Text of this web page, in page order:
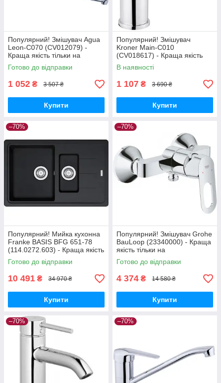
Популярний! Змішувач Agua
Leon-C070 (CV012079) -
Краща якість тільки на
Nukleon.com.ua
Готово до відправки
1 052 ₴ 3 507 ₴
Купити
Популярний! Змішувач
Kroner Main-C010
(CV018617) - Краща якість
тільки на Nukleon.com.ua
В наявності
1 107 ₴ 3 690 ₴
Купити
–70%
Популярний! Мийка кухонна
Franke BASIS BFG 651-78
(114.0272.603) - Краща якість
тільки на Nukleon.com.ua
Готово до відправки
10 491 ₴ 34 970 ₴
Купити
–70%
Популярний! Змішувач Grohe
BauLoop (23340000) - Краща
якість тільки на
Nukleon.com.ua
Готово до відправки
4 374 ₴ 14 580 ₴
Купити
–70% –70%